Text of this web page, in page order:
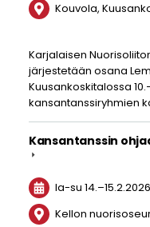
Kouvola,
Karjalaisen
järjestetään osana
Kuusankoskitalossa
kansantanssiryhmien
Kansantanssin
la-su 14.–15.2.2026
Kellon